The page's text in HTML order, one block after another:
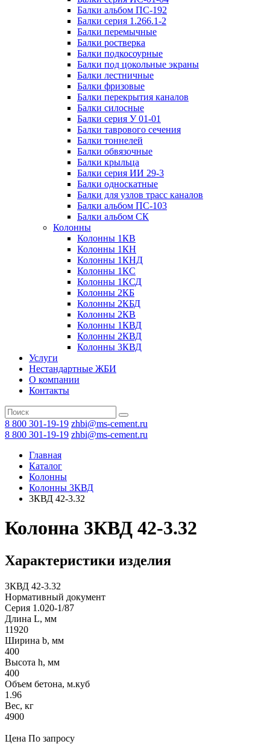
Балки альбом ПС-192
Балки серия 1.266.1-2
Балки перемычные
Балки ростверка
Балки подкосоурные
Балки под цокольные экраны
Балки лестничные
Балки фризовые
Балки перекрытия каналов
Балки силосные
Балки серия У 01-01
Балки таврового сечения
Балки тоннелей
Балки обвязочные
Балки крыльца
Балки серия ИИ 29-3
Балки односкатные
Балки для узлов трасс каналов
Балки альбом ПС-103
Балки альбом СК
Колонны
Колонны 1КВ
Колонны 1КН
Колонны 1КНД
Колонны 1КС
Колонны 1КСД
Колонны 2КБ
Колонны 2КБД
Колонны 2КВ
Колонны 1КВД
Колонны 2КВД
Колонны 3КВД
Услуги
Нестандартные ЖБИ
О компании
Контакты
8 800 301-19-19 zhbi@ms-cement.ru
8 800 301-19-19 zhbi@ms-cement.ru
Главная
Каталог
Колонны
Колонны 3КВД
3КВД 42-3.32
Колонна 3КВД 42-3.32
Характеристики изделия
3КВД 42-3.32
Нормативный документ
Серия 1.020-1/87
Длина L, мм
11920
Ширина b, мм
400
Высота h, мм
400
Объем бетона, м.куб
1.96
Вес, кг
4900
Цена По запросу